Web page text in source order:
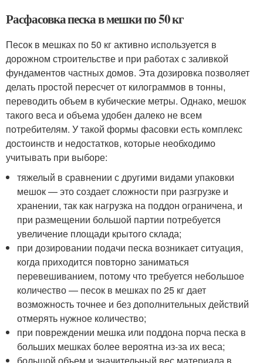
Расфасовка песка в мешки по 50 кг
Песок в мешках по 50 кг активно используется в
дорожном строительстве и при работах с заливкой
фундаментов частных домов. Эта дозировка позволяет
делать простой пересчет от килограммов в тонны,
переводить объем в кубические метры. Однако, мешок
такого веса и объема удобен далеко не всем
потребителям. У такой формы фасовки есть комплекс
достоинств и недостатков, которые необходимо
учитывать при выборе:
тяжелый в сравнении с другими видами упаковки
мешок — это создает сложности при разгрузке и
хранении, так как нагрузка на поддон ограничена, и
при размещении большой партии потребуется
увеличение площади крытого склада;
при дозировании подачи песка возникает ситуация,
когда приходится повторно заниматься
перевешиванием, потому что требуется небольшое
количество — песок в мешках по 25 кг дает
возможность точнее и без дополнительных действий
отмерять нужное количество;
при повреждении мешка или поддона порча песка в
больших мешках более вероятна из-за их веса;
большой объем и значительный вес материала в